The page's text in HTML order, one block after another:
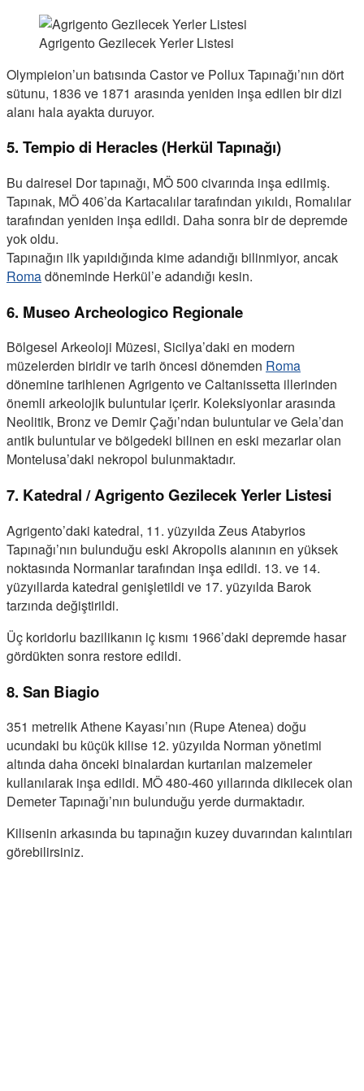
Agrigento Gezilecek Yerler Listesi
Olympieion’un batısında Castor ve Pollux Tapınağı’nın dört
sütunu, 1836 ve 1871 arasında yeniden inşa edilen bir dizi
alanı hala ayakta duruyor.
5. Tempio di Heracles (Herkül Tapınağı)
Bu dairesel Dor tapınağı, MÖ 500 civarında inşa edilmiş.
Tapınak, MÖ 406’da Kartacalılar tarafından yıkıldı, Romalılar
tarafından yeniden inşa edildi. Daha sonra bir de depremde
yok oldu.
Tapınağın ilk yapıldığında kime adandığı bilinmiyor, ancak
Romadöneminde Herkül’e adandığı kesin.
6. Museo Archeologico Regionale
Bölgesel Arkeoloji Müzesi, Sicilya’daki en modern
müzelerden biridir ve tarih öncesi dönemden Roma
dönemine tarihlenen Agrigento ve Caltanissetta illerinden
önemli arkeolojik buluntular içerir. Koleksiyonlar arasında
Neolitik, Bronz ve Demir Çağı’ndan buluntular ve Gela’dan
antik buluntular ve bölgedeki bilinen en eski mezarlar olan
Montelusa’daki nekropol bulunmaktadır.
7. Katedral / Agrigento Gezilecek Yerler Listesi
Agrigento’daki katedral, 11. yüzyılda Zeus Atabyrios
Tapınağı’nın bulunduğu eski Akropolis alanının en yüksek
noktasında Normanlar tarafından inşa edildi. 13. ve 14.
yüzyıllarda katedral genişletildi ve 17. yüzyılda Barok
tarzında değiştirildi.
Üç koridorlu bazilikanın iç kısmı 1966’daki depremde hasar
gördükten sonra restore edildi.
8. San Biagio
351 metrelik Athene Kayası’nın (Rupe Atenea) doğu
ucundaki bu küçük kilise 12. yüzyılda Norman yönetimi
altında daha önceki binalardan kurtarılan malzemeler
kullanılarak inşa edildi. MÖ 480-460 yıllarında dikilecek olan
Demeter Tapınağı’nın bulunduğu yerde durmaktadır.
Kilisenin arkasında bu tapınağın kuzey duvarından kalıntıları
görebilirsiniz.